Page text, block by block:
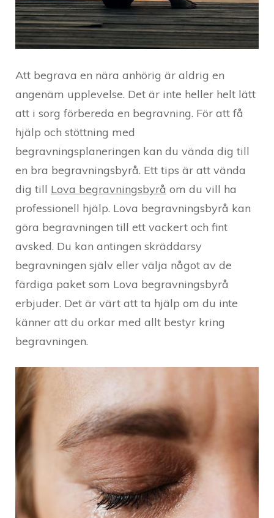
Att begrava en nära anhörig är aldrig en
angenäm upplevelse. Det är inte heller helt lätt
att i sorg förbereda en begravning. För att få
hjälp och stöttning med
begravningsplaneringen kan du vända dig till
en bra begravningsbyrå. Ett tips är att vända
dig till Lova begravningsbyrå om du vill ha
professionell hjälp. Lova begravningsbyrå kan
göra begravningen till ett vackert och fint
avsked. Du kan antingen skräddarsy
begravningen själv eller välja något av de
färdiga paket som Lova begravningsbyrå
erbjuder. Det är värt att ta hjälp om du inte
känner att du orkar med allt bestyr kring
begravningen.